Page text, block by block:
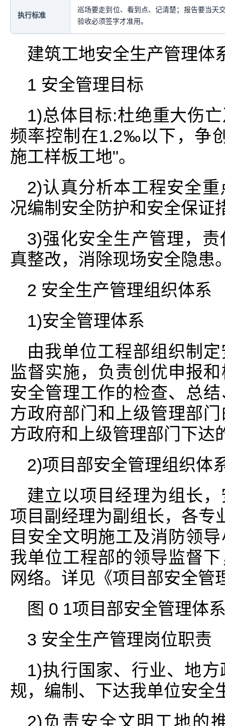
执行标准
巡场要走到位、看到点、记清楚；报告要当天
验收必须签字才准用。
建筑工地安全生产管理体
1 安全管理目标
1)总体目标:杜绝重大伤
频率控制在1.2‰以下，争
施工样板工地"。
2)认真分析本工程安全
况编制安全防护和安全保证
3)强化安全生产管理，
真整改，消除现场安全隐患
2 安全生产管理组织体系
1)安全管理体系
由我单位工程部组织制
监督实施，负责创优申报
安全管理工作的检查、总
方政府部门和上级管理部
方政府和上级管理部门下达
2)项目部安全管理组织体
建立以项目经理为组长
项目副经理为副组长，各专
目安全文明施工及消防领
我单位工程部的领导监督
网络。详见《项目部安全管
图 0 1项目部安全管理体
3 安全生产管理岗位职责
1)执行国家、行业、地
规，编制、下达我单位安全
2)负责安全文明工地的